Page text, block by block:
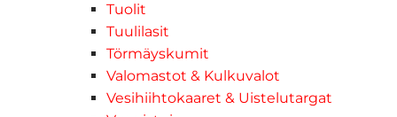
Tuolit
Tuulilasit
Törmäyskumit
Valomastot & Kulkuvalot
Vesihiihtokaaret & Uistelutargat